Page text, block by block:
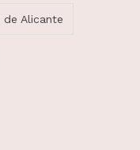
de Alicante